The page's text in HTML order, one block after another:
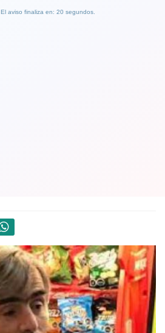
El aviso finaliza en: 19 segundos.